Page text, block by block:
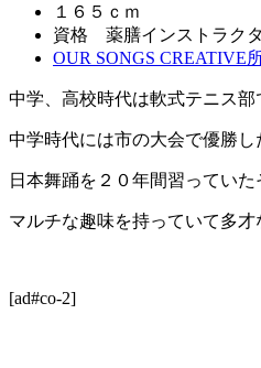
１６５ｃｍ
資格 薬膳インストラク
OUR SONGS CREATIVE
中学、高校時代は軟式テニス部
中学時代には市の大会で優勝し
日本舞踊を２０年間習ってい
マルチな趣味を持っていて多才
[ad#co-2]